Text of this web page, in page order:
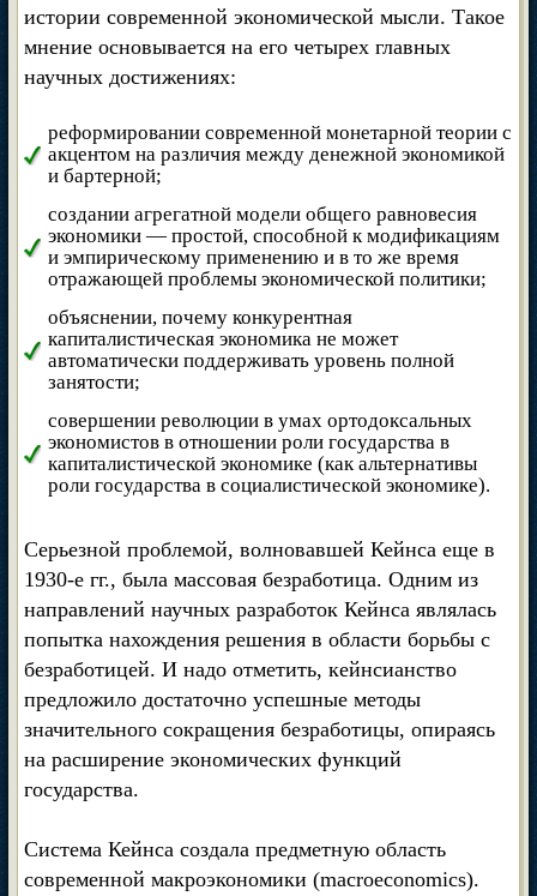
истории современной экономической мысли. Такое
мнение основывается на его четырех главных
научных достижениях:
реформировании современной монетарной теории с
акцентом на различия между денежной экономикой
и бартерной;
создании агрегатной модели общего равновесия
экономики — простой, способной к модификациям
и эмпирическому применению и в то же время
отражающей проблемы экономической политики;
объяснении, почему конкурентная
капиталистическая экономика не может
автоматически поддерживать уровень полной
занятости;
совершении революции в умах ортодоксальных
экономистов в отношении роли государства в
капиталистической экономике (как альтернативы
роли государства в социалистической экономике).
Серьезной проблемой, волновавшей Кейнса еще в
1930-е гг., была массовая безработица. Одним из
направлений научных разработок Кейнса являлась
попытка нахождения решения в области борьбы с
безработицей. И надо отметить, кейнсианство
предложило достаточно успешные методы
значительного сокращения безработицы, опираясь
на расширение экономических функций
государства.
Система Кейнса создала предметную область
современной макроэкономики (macroeconomics).